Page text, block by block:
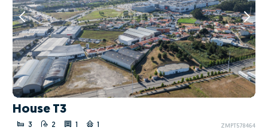
House T3
3 2 1 1 ZMPT578464